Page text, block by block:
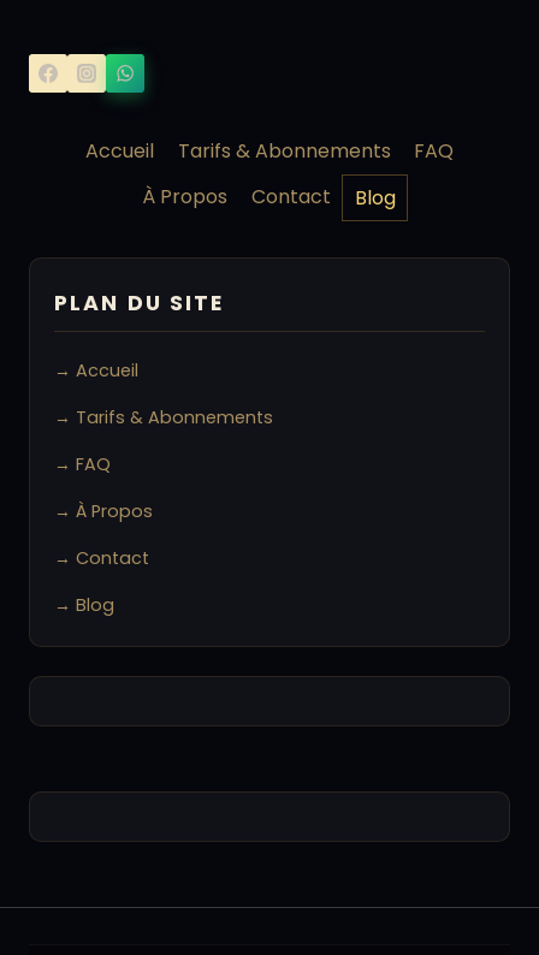
Accueil Tarifs & Abonnements
FAQ
À Propos
Contact Blog
PLAN DU SITE
→ Accueil
→ Tarifs & Abonnements
→ FAQ
→ À Propos
→ Contact
→ Blog